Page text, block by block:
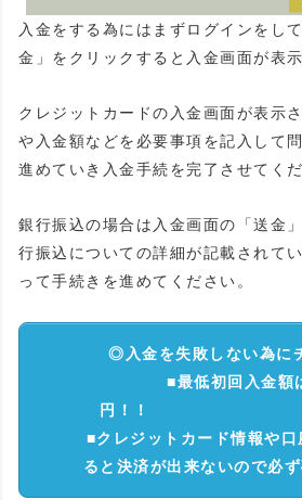
入金をする為にはまずログインをし
金」をクリックすると入金画面が表示
クレジットカードの入金画面が表示
や入金額などを必要事項を記入して
進めていき入金手続を完了させてくだ
銀行振込の場合は入金画面の「送金
行振込についての詳細が記載されて
って手続きを進めてください。
◎入金を失敗しない為に
■最低初回入金額
円！
■クレジットカード情報や口
ると決済が出来ないので必